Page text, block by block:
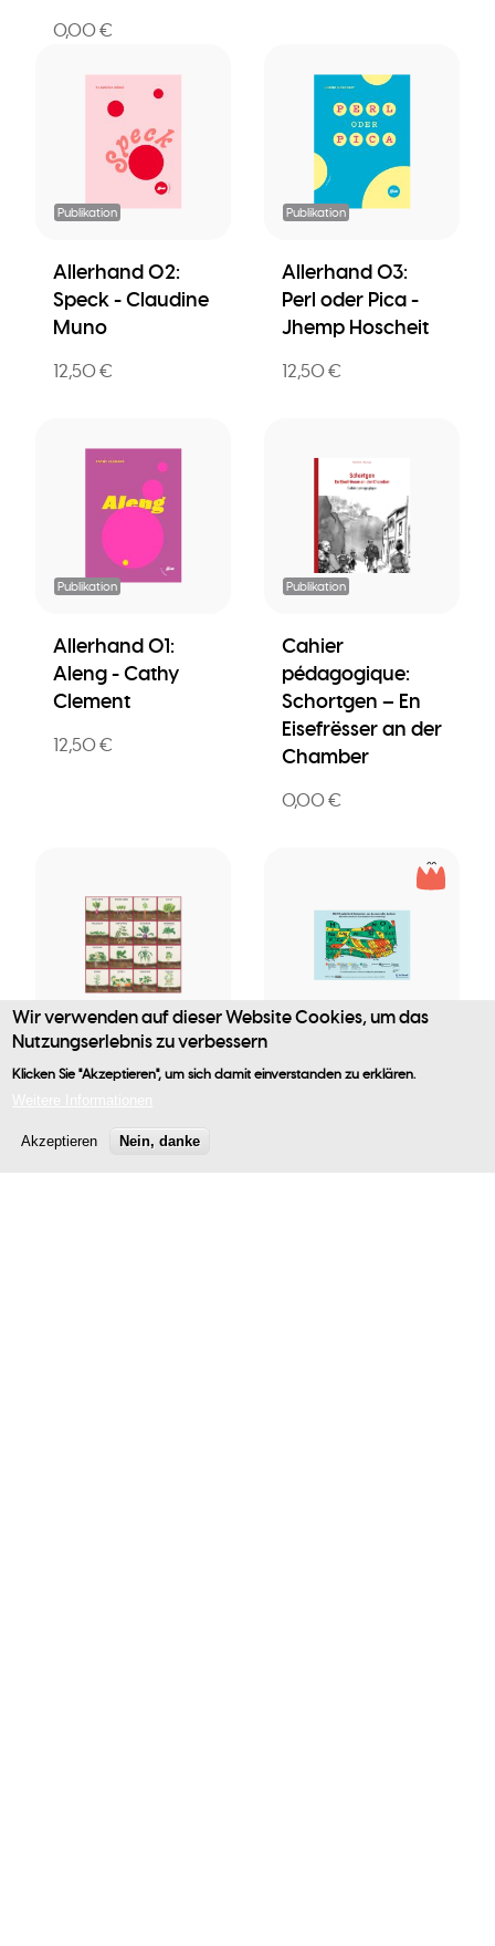
Benutzermenü
0,00 €
Publikation
Allerhand 02:
Speck - Claudine
Muno
12,50 €
Publikation
Allerhand 03:
Perl oder Pica -
Jhemp Hoscheit
12,50 €
Publikation
Allerhand 01:
Aleng - Cathy
Clement
12,50 €
Publikation
Cahier
pédagogique:
Schortgen – En
Eisefrësser an der
Chamber
0,00 €
Publikation
Léieren am Gaart
0,00 €
Publikation
Nohaltegkeet
Wir verwenden auf dieser Website Cookies, um das
Nutzungserlebnis zu verbessern
Klicken Sie "Akzeptieren", um sich damit einverstanden zu erklären.
Akzeptieren Nein, danke